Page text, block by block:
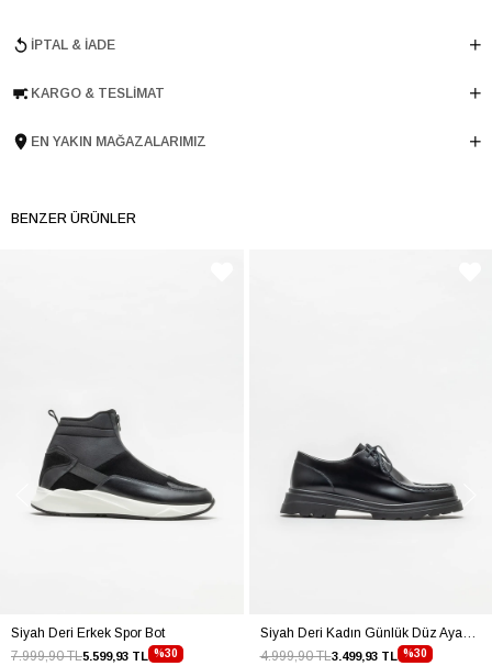
Topuk Boyu 3.5 cm
Taban Yüksekliği 2 cm
İPTAL & İADE
KARGO & TESLIMAT
EN YAKIN MAĞAZALARIMIZ
BENZER ÜRÜNLER
Siyah Deri Erkek Spor Bot
%30
5.599,93 TL
7.999,90 TL
Siyah Deri Kadın Günlük Düz Ayakkabı
%30
3.499,93 TL
4.999,90 TL